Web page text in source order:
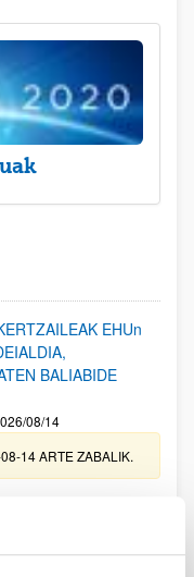
EHUn
BALIABIDE
08/14
14 ARTE ZABALIK.